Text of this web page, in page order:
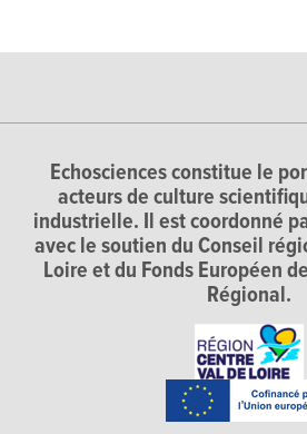
Echosciences constitue le
acteurs de culture
industrielle. Il est coordonné
avec le soutien du Conseil
Loire et du Fonds Européen
Régional.